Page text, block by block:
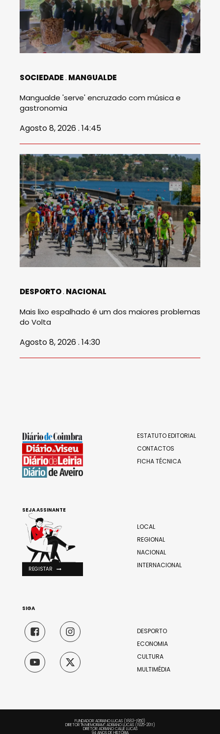
SOCIEDADE MANGUALDE
Mangualde 'serve' encruzado com música e
gastronomia
Agosto 8, 2026 . 14:45
DESPORTO NACIONAL
Mais lixo espalhado é um dos maiores problemas
do Volta
Agosto 8, 2026 . 14:30
ESTATUTO EDITORIAL
CONTACTOS
FICHA TÉCNICA
LOCAL
REGIONAL
NACIONAL
INTERNACIONAL
DESPORTO
ECONOMIA
CULTURA
MULTIMÉDIA
SEJA ASSINANTE
REGISTAR
SIGA
FUNDADOR: ADRIANO LUCAS (1883-1950)
DIRETOR "IN MEMORIAM": ADRIANO LUCAS (1925-2011)
DIRETOR: ADRIANO CALLÉ LUCAS
94 ANOS DE HISTÓRIA